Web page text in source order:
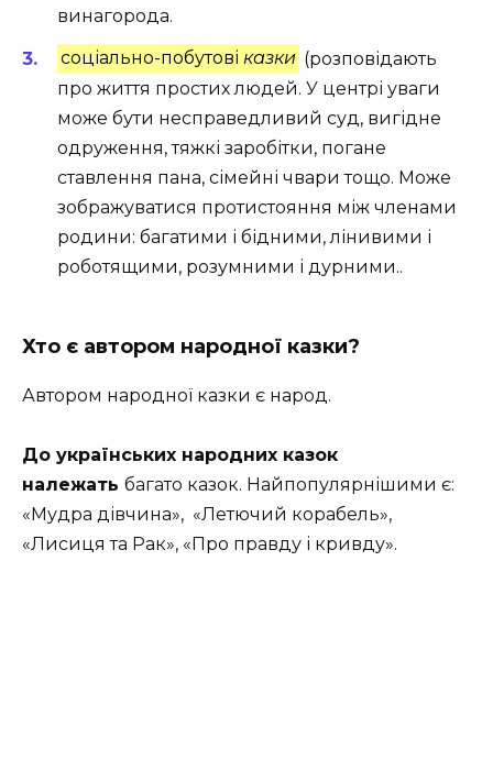
винагорода.
соціально-побутовіказки (розповідають
про життя простих людей. У центрі уваги
може бути несправедливий суд, вигідне
одруження, тяжкі заробітки, погане
ставлення пана, сімейні чвари тощо. Може
зображуватися протистояння між членами
родини: багатими і бідними, лінивими і
роботящими, розумними і дурними..
Хто є автором народної казки?
Автором народної казки є народ.
До українських народних казок
належать багато казок. Найпопулярнішими є:
«Мудра дівчина», «Летючий корабель»,
«Лисиця та Рак», «Про правду і кривду».